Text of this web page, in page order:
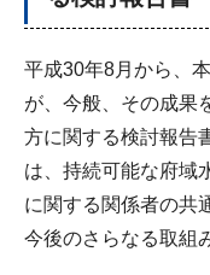
平成30年8月から、
が、今般、その成果
方に関する検討報告
は、持続可能な府域
に関する関係者の共
今後のさらなる取組